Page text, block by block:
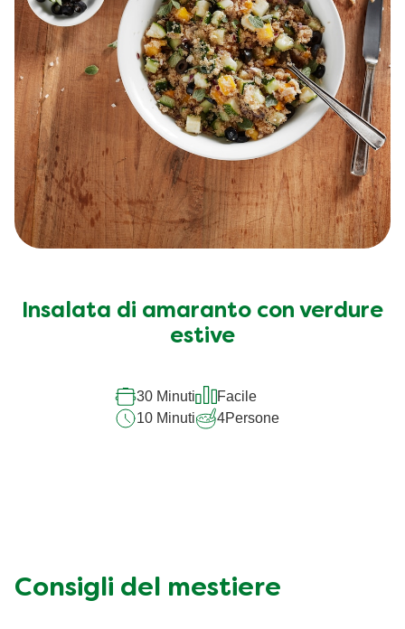
Insalata di amaranto con verdure
estive
30 Minuti
Facile
10 Minuti
4Persone
Consigli del mestiere